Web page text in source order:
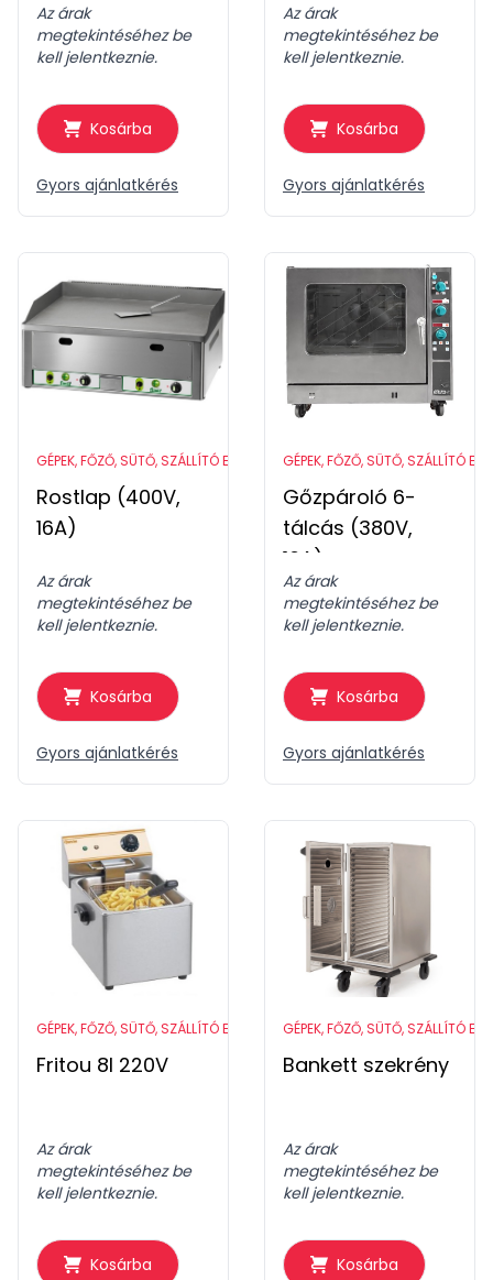
Az árak
megtekintéséhez be
kell jelentkeznie.
Kosárba
Gyors ajánlatkérés
Az árak
megtekintéséhez be
kell jelentkeznie.
Kosárba
Gyors ajánlatkérés
GÉPEK, FŐZŐ, SÜTŐ, SZÁLLÍTÓ ESZKÖZÖK
Rostlap (400V,
16A)
Az árak
megtekintéséhez be
kell jelentkeznie.
Kosárba
Gyors ajánlatkérés
GÉPEK, FŐZŐ, SÜTŐ, SZÁLLÍTÓ
Gőzpároló 6-
tálcás (380V,
16A)
Az árak
megtekintéséhez be
kell jelentkeznie.
Kosárba
Gyors ajánlatkérés
GÉPEK, FŐZŐ, SÜTŐ, SZÁLLÍTÓ ESZKÖZÖK
Fritou 8l 220V
Az árak
megtekintéséhez be
kell jelentkeznie.
Kosárba
GÉPEK, FŐZŐ, SÜTŐ, SZÁLLÍTÓ
Bankett szekrény
Az árak
megtekintéséhez be
kell jelentkeznie.
Kosárba